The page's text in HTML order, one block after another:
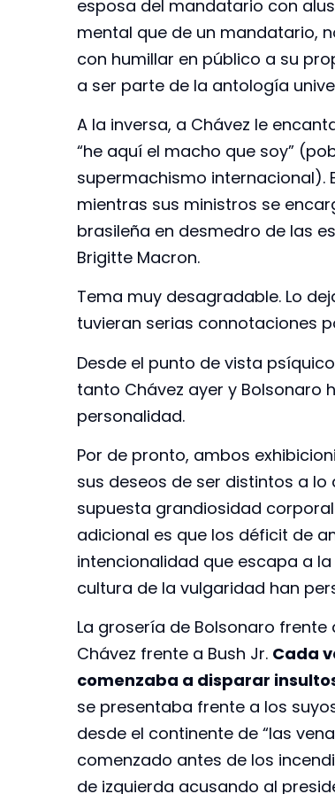
esposa del mandatario con
mental que de un mandatario,
con humillar en público a su
a ser parte de la antología
A la inversa, a Chávez le
“he aquí el macho que soy”
supermachismo internacional).
mientras sus ministros se
brasileña en desmedro de las
Brigitte Macron.
Tema muy desagradable. Lo
tuvieran serias connotaciones
Desde el punto de vista
tanto Chávez ayer y Bolsonaro
personalidad.
Por de pronto, ambos
sus deseos de ser distintos a lo
supuesta grandiosidad
adicional es que los déficit de
intencionalidad que escapa a la
cultura de la vulgaridad han
La grosería de Bolsonaro
Chávez frente a Bush Jr. Cada
comenzaba a disparar
se presentaba frente a los
desde el continente de “las
comenzado antes de los
de izquierda acusando al